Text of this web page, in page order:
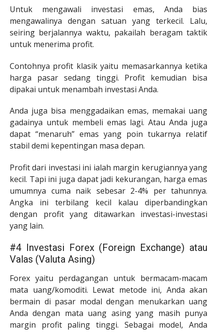
Untuk mengawali investasi emas, Anda bias
mengawalinya dengan satuan yang terkecil. Lalu,
seiring berjalannya waktu, pakailah beragam taktik
untuk menerima profit.
Contohnya profit klasik yaitu memasarkannya ketika
harga pasar sedang tinggi. Profit kemudian bisa
dipakai untuk menambah investasi Anda.
Anda juga bisa menggadaikan emas, memakai uang
gadainya untuk membeli emas lagi. Atau Anda juga
dapat “menaruh” emas yang poin tukarnya relatif
stabil demi kepentingan masa depan.
Profit dari investasi ini ialah margin kerugiannya yang
kecil. Tapi ini juga dapat jadi kekurangan, harga emas
umumnya cuma naik sebesar 2-4% per tahunnya.
Angka ini terbilang kecil kalau diperbandingkan
dengan profit yang ditawarkan investasi-investasi
yang lain.
#4 Investasi Forex (Foreign Exchange) atau
Valas (Valuta Asing)
Forex yaitu perdagangan untuk bermacam-macam
mata uang/komoditi. Lewat metode ini, Anda akan
bermain di pasar modal dengan menukarkan uang
Anda dengan mata uang asing yang masih punya
margin profit paling tinggi. Sebagai model, Anda